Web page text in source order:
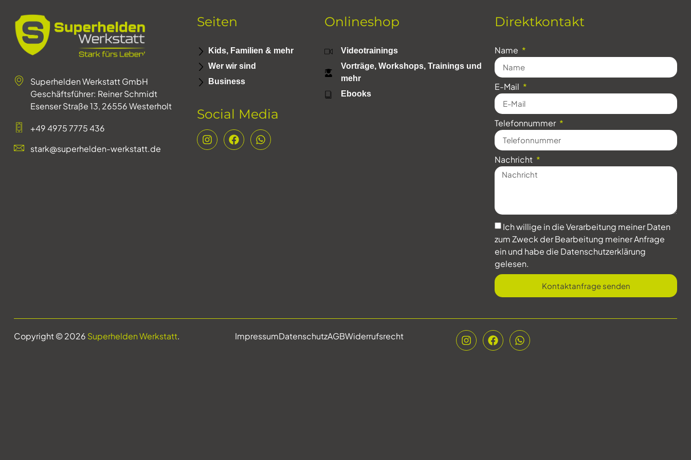
Superhelden Werkstatt GmbH
Geschäftsführer: Reiner Schmidt
Esenser Straße 13, 26556 Westerholt
+49 4975 7775 436
stark@superhelden-werkstatt.de
Seiten
Kids, Familien & mehr
Wer wir sind
Business
Social Media
Onlineshop
Videotrainings
Vorträge, Workshops, Trainings und
mehr
Ebooks
Direktkontakt
Name
E-Mail
Telefonnummer
Nachricht
Ich willige in die Verarbeitung meiner Daten
zum Zweck der Bearbeitung meiner Anfrage
ein und habe die Datenschutzerklärung
gelesen.
Kontaktanfrage senden
Copyright © 2026 Superhelden Werkstatt. ImpressumDatenschutzAGBWiderrufsrecht